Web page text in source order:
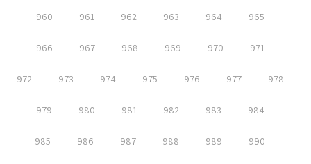
960 961 962 963 964 965
966 967 968 969 970 971
972 973 974 975 976 977 978
979 980 981 982 983 984
985 986 987 988 989 990